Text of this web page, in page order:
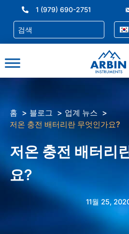
너
1 (979) 690-2751
홈 블로그
업계 뉴스
저온 충전 배터리란 무엇인가요?
저온 충전 배터리
요?
11월 25,